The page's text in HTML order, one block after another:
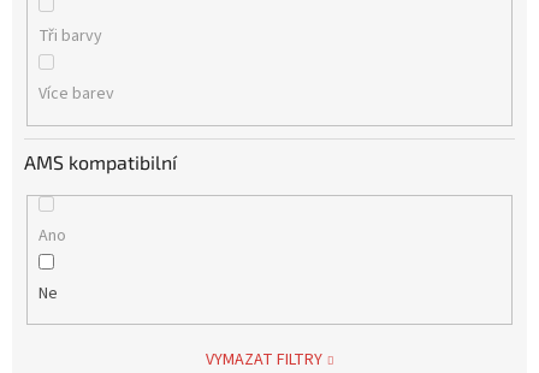
Tři barvy
Více barev
AMS kompatibilní
Ano
Ne
VYMAZAT FILTRY